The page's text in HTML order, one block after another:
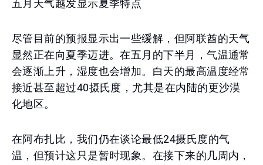
五月天气越发显示夏季特点
尽管目前的预报显示出一些缓解，但阿联酋的天气
显然正在向夏季迈进。在五月的下半月，气温通常
会逐渐上升，湿度也会增加。白天的最高温度经常
接近甚至超过40摄氏度，尤其是在内陆的更沙漠
化地区。
在阿布扎比，我们仍在谈论最低24摄氏度的气
温，但预计这只是暂时现象。在接下来的几周内，